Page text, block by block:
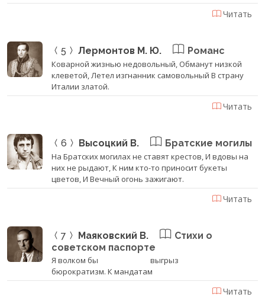
Читать
5 Лермонтов М. Ю. Романс
Коварной жизнью недовольный, Обманут низкой
клеветой, Летел изгнанник самовольный В страну
Италии златой.
Читать
6 Высоцкий В. Братские могилы
На Братских могилах не ставят крестов, И вдовы на
них не рыдают, К ним кто-то приносит букеты
цветов, И Вечный огонь зажигают.
Читать
7 Маяковский В.
Стихи о
советском паспорте
Я волком бы выгрыз
бюрократизм. К мандатам
Читать